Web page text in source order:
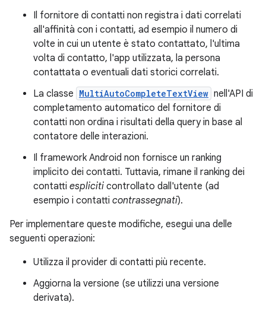
Il fornitore di contatti non registra i dati correlati
all'affinità con i contatti, ad esempio il numero di
volte in cui un utente è stato contattato, l'ultima
volta di contatto, l'app utilizzata, la persona
contattata o eventuali dati storici correlati.
La classe MultiAutoCompleteTextView nell'API di
completamento automatico del fornitore di
contatti non ordina i risultati della query in base al
contatore delle interazioni.
Il framework Android non fornisce un ranking
implicito dei contatti. Tuttavia, rimane il ranking dei
contatti espliciti controllato dall'utente (ad
esempio i contatti contrassegnati).
Per implementare queste modifiche, esegui una delle
seguenti operazioni:
Utilizza il provider di contatti più recente.
Aggiorna la versione (se utilizzi una versione
derivata).